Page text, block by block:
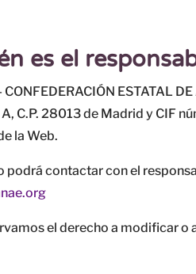
es el
CONFEDERACIÓN ESTATAL
A, C.P. 28013 de Madrid y CIF
la Web.
podrá contactar con el
el derecho a modificar